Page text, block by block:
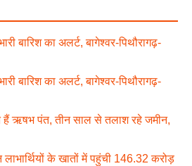
बारिश का अलर्ट, बागेश्वर-पिथौरागढ़-
बारिश का अलर्ट, बागेश्वर-पिथौरागढ़-
हैं ऋषभ पंत, तीन साल से तलाश रहे जमीन,
के खातों में पहुंची 146.32 करोड़